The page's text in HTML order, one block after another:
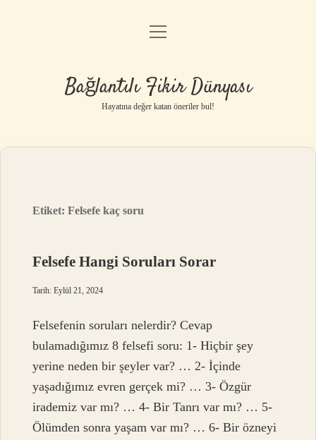
Anasayfa
Yasal Uyarı
menüyü
Bağlantılı Fikir Dünyası
Hayatına değer katan öneriler bul!
Etiket:Felsefe kaç soru
Felsefe Hangi Soruları Sorar
Tarih: Eylül 21, 2024
Felsefenin soruları nelerdir? Cevap
bulamadığımız 8 felsefi soru: 1- Hiçbir şey
yerine neden bir şeyler var? … 2- İçinde
yaşadığımız evren gerçek mi? … 3- Özgür
irademiz var mı? … 4- Bir Tanrı var mı? … 5-
Ölümden sonra yaşam var mı? … 6- Bir özneyi